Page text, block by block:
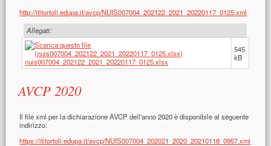
http://ititortoli.edupa.it/avcp/NUIS007004_202122_2021_20220117_0125.xml
Allegati:
nuis007004_202122_2021_20220117_0125.xlsx
545
kB
AVCP 2020
Il file xml per la dichiarazione AVCP dell'anno 2020 è disponibile al seguente
indirizzo:
https://ititortoli.edupa.it/avcp/NUIS007004_202021_2020_20210118_0957.xml